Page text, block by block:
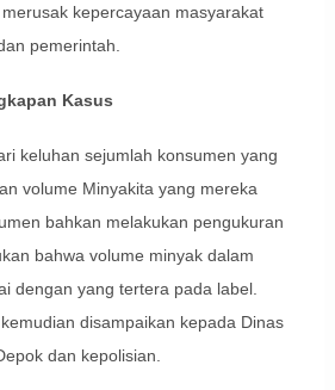
kepercayaan masyarakat
pemerintah.
Kasus
keluhan sejumlah konsumen yang
volume Minyakita yang mereka
bahkan melakukan pengukuran
bahwa volume minyak dalam
dengan yang tertera pada label.
disampaikan kepada Dinas
dan kepolisian.